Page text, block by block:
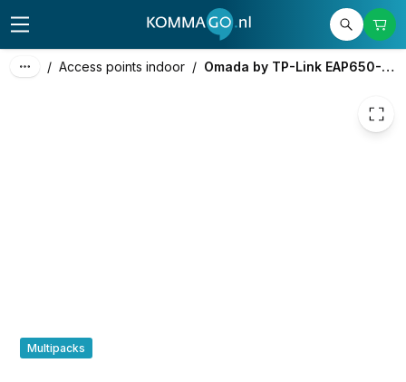
/ Access points indoor / Omada by TP-Link EAP650-Wall
Multipacks